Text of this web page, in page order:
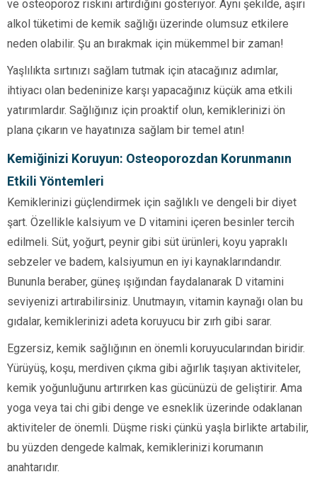
ve osteoporoz riskini artırdığını gösteriyor. Aynı şekilde, aşırı
alkol tüketimi de kemik sağlığı üzerinde olumsuz etkilere
neden olabilir. Şu an bırakmak için mükemmel bir zaman!
Yaşlılıkta sırtınızı sağlam tutmak için atacağınız adımlar,
ihtiyacı olan bedeninize karşı yapacağınız küçük ama etkili
yatırımlardır. Sağlığınız için proaktif olun, kemiklerinizi ön
plana çıkarın ve hayatınıza sağlam bir temel atın!
Kemiğinizi Koruyun: Osteoporozdan Korunmanın
Etkili Yöntemleri
Kemiklerinizi güçlendirmek için sağlıklı ve dengeli bir diyet
şart. Özellikle kalsiyum ve D vitamini içeren besinler tercih
edilmeli. Süt, yoğurt, peynir gibi süt ürünleri, koyu yapraklı
sebzeler ve badem, kalsiyumun en iyi kaynaklarındandır.
Bununla beraber, güneş ışığından faydalanarak D vitamini
seviyenizi artırabilirsiniz. Unutmayın, vitamin kaynağı olan bu
gıdalar, kemiklerinizi adeta koruyucu bir zırh gibi sarar.
Egzersiz, kemik sağlığının en önemli koruyucularından biridir.
Yürüyüş, koşu, merdiven çıkma gibi ağırlık taşıyan aktiviteler,
kemik yoğunluğunu artırırken kas gücünüzü de geliştirir. Ama
yoga veya tai chi gibi denge ve esneklik üzerinde odaklanan
aktiviteler de önemli. Düşme riski çünkü yaşla birlikte artabilir,
bu yüzden dengede kalmak, kemiklerinizi korumanın
anahtarıdır.